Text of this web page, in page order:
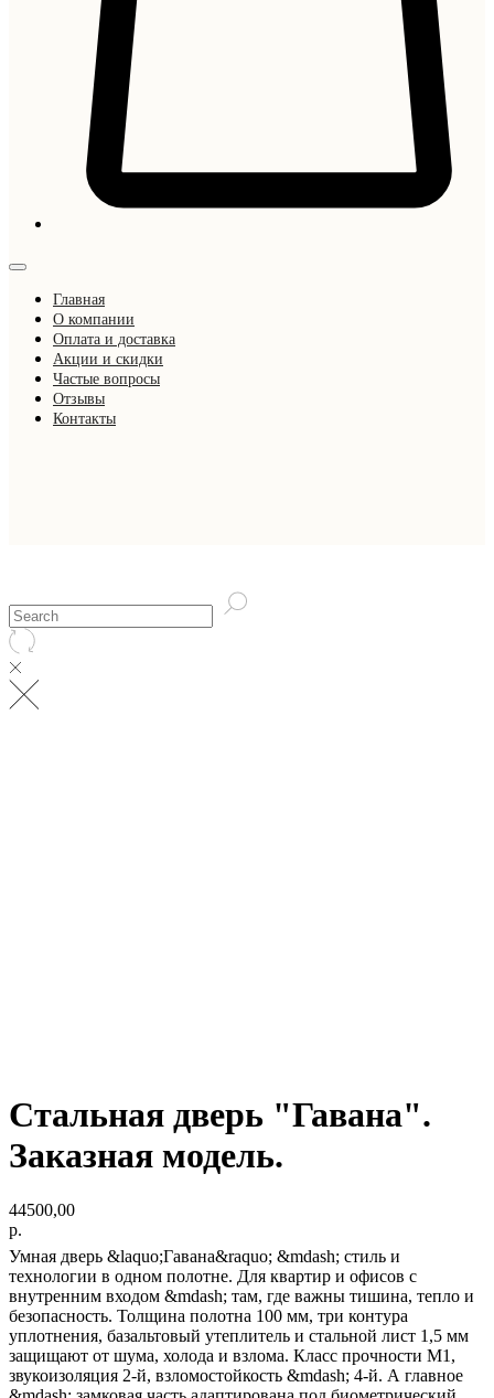
Главная
О компании
Оплата и доставка
Акции и скидки
Частые вопросы
Отзывы
Контакты
Стальная дверь "Гавана".
Заказная модель.
44500,00
р.
Умная дверь &laquo;Гавана&raquo; &mdash; стиль и
технологии в одном полотне. Для квартир и офисов с
внутренним входом &mdash; там, где важны тишина, тепло и
безопасность. Толщина полотна 100 мм, три контура
уплотнения, базальтовый утеплитель и стальной лист 1,5 мм
защищают от шума, холода и взлома. Класс прочности М1,
звукоизоляция 2-й, взломостойкость &mdash; 4-й. А главное